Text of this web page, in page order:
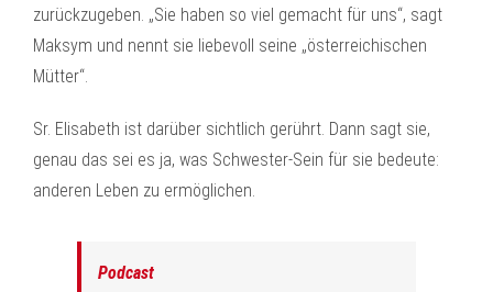
zurückzugeben. „Sie haben so viel gemacht für uns“, sagt
Maksym und nennt sie liebevoll seine „österreichischen
Mütter“.
Sr. Elisabeth ist darüber sichtlich gerührt. Dann sagt sie,
genau das sei es ja, was Schwester-Sein für sie bedeute:
anderen Leben zu ermöglichen.
Podcast